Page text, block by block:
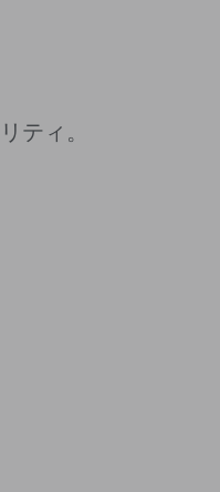
ティ。